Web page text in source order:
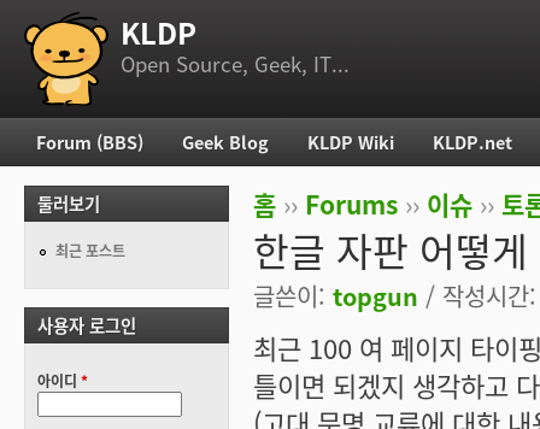
부 메뉴 KLDP
Open Source, Geek, IT...
현재 위치
홈 ›› Forums ›› 이슈 ›› 토
한글 자판 어떻
글쓴이: topgun / 작성시
최근 100 여 페이지 타이
틀이면 되겠지 생각하고
주 메뉴
Forum (BBS) Geek Blog KLDP Wiki KLDP.net
둘러보기
최근 포스트
사용자 로그인
아이디 *